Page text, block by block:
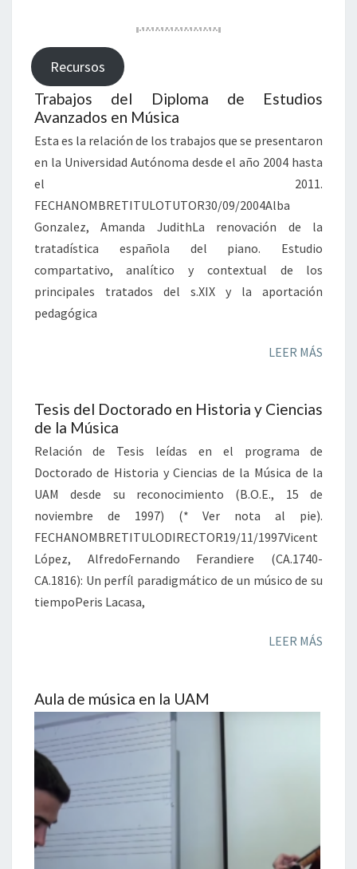
S
Ú
A
N
L
M
Recursos
Trabajos del Diploma de Estudios
Avanzados en Música
Esta es la relación de los trabajos que se presentaron
en la Universidad Autónoma desde el año 2004 hasta
el 2011.
FECHANOMBRETITULOTUTOR30/09/2004Alba
Gonzalez, Amanda JudithLa renovación de la
tratadística española del piano. Estudio
compartativo, analítico y contextual de los
principales tratados del s.XIX y la aportación
pedagógica
LEER MÁS
Tesis del Doctorado en Historia y Ciencias
de la Música
Relación de Tesis leídas en el programa de
Doctorado de Historia y Ciencias de la Música de la
UAM desde su reconocimiento (B.O.E., 15 de
noviembre de 1997) (* Ver nota al pie).
FECHANOMBRETITULODIRECTOR19/11/1997Vicent
López, AlfredoFernando Ferandiere (CA.1740-
CA.1816): Un perfíl paradigmático de un músico de su
tiempoPeris Lacasa,
LEER MÁS
Aula de música en la UAM